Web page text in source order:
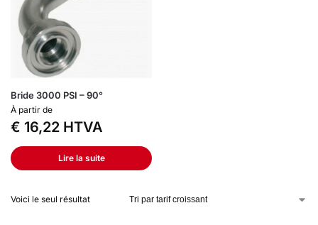
Bride 3000 PSI – 90°
À partir de
€ 16,22 HTVA
Lire la suite
Voici le seul résultat